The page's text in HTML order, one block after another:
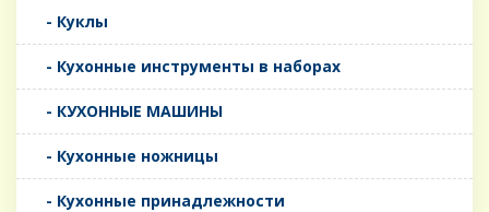
- Куклы
- Кухонные инструменты в наборах
- КУХОННЫЕ МАШИНЫ
- Кухонные ножницы
- Кухонные принадлежности